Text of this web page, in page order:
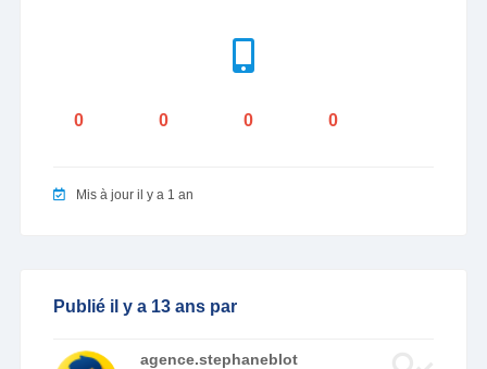
0 0 0 0
Mis à jour il y a 1 an
Publié il y a 13 ans par
agence.stephaneblot